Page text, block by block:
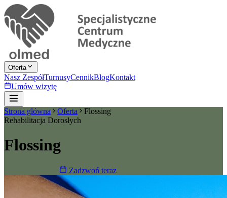
Oferta
Nasz ZespółTurnusyCennikBlogKontakt
Umów wizytę
Strona główna Oferta
Flossing
Rehabilitacja Dorosłych
Flossing
Zadzwoń teraz